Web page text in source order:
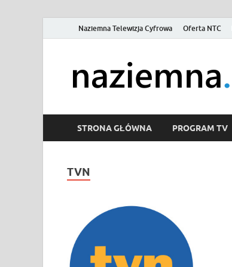
Naziemna Telewizja Cyfrowa Oferta NTC
STRONA GŁÓWNA PROGRAM TV
TVN